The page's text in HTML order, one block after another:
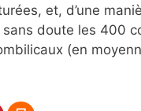
et, d’une
doute les 400
(en